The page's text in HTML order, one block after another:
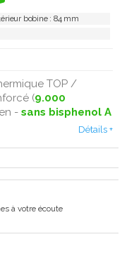
bobine : 84 mm
TOP /
(9.000
- sans bisphenol A
Détails +
à votre écoute